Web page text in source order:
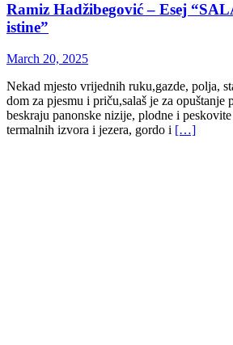
Ramiz Hadžibegović – Esej
istine”
March 20, 2025
Nekad mjesto vrijednih ruku,gazde, polja,
dom za pjesmu i priču,salaš je za opuštanje
beskraju panonske nizije, plodne i
termalnih izvora i jezera, gordo i […]